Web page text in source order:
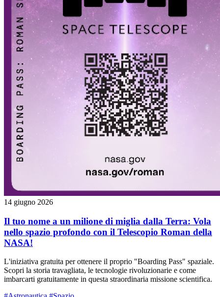
14 giugno 2026
Il tuo nome a un milione di miglia dalla Terra: Vola
nello spazio profondo con il Telescopio Roman della
NASA!
L'iniziativa gratuita per ottenere il proprio "Boarding Pass" spaziale.
Scopri la storia travagliata, le tecnologie rivoluzionarie e come
imbarcarti gratuitamente in questa straordinaria missione scientifica.